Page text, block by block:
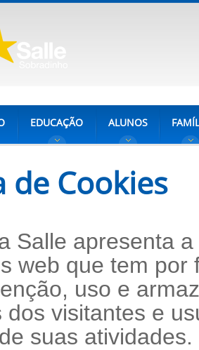
EDUCAÇÃO ALUNOS
de Cookies
Salle apresenta
web que tem
uso e
dos visitantes e
suas atividades.